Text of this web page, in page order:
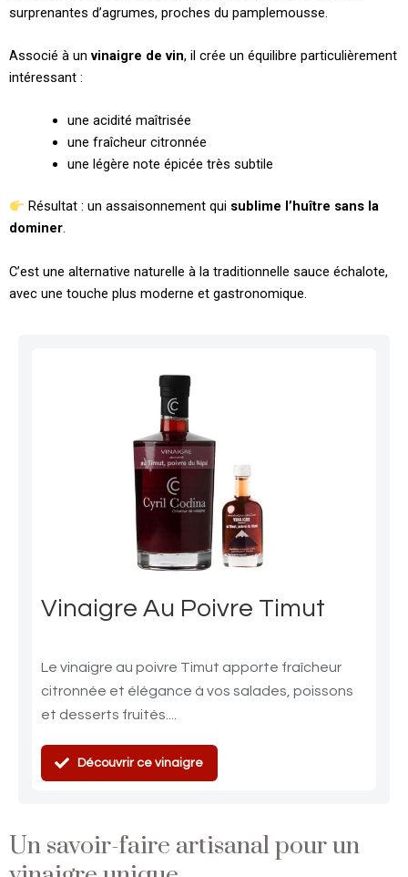
surprenantes d’agrumes, proches du pamplemousse.
Associé à un vinaigre de vin, il crée un équilibre particulièrement
intéressant :
une acidité maîtrisée
une fraîcheur citronnée
une légère note épicée très subtile
Résultat : un assaisonnement qui sublime l’huître sans la
dominer.
C’est une alternative naturelle à la traditionnelle sauce échalote,
avec une touche plus moderne et gastronomique.
Vinaigre Au Poivre Timut
Le vinaigre au poivre Timut apporte fraîcheur
citronnée et élégance à vos salades, poissons
et desserts fruités....
Découvrir ce vinaigre
Les
options
peuvent
être
choisies
page
produit
Un savoir-faire artisanal pour un